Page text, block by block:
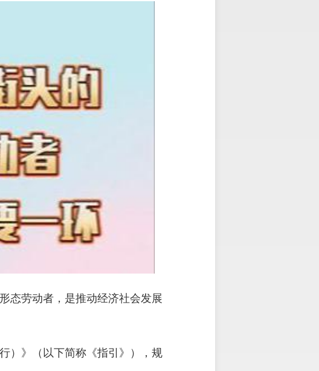
态劳动者，是推动经济社会发展
）》（以下简称《指引》），规